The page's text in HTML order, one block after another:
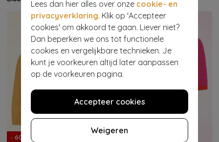
Lees dan hier alles over onze cookie- en
privacyverklaring. Klik op 'Accepteer
cookies' om akkoord te gaan. Liever niet?
Dan beperken we ons tot functionele
cookies en vergelijkbare technieken. Je
kunt je voorkeuren altijd later aanpassen
op de voorkeuren pagina.
Accepteer cookies
Weigeren
- 60%